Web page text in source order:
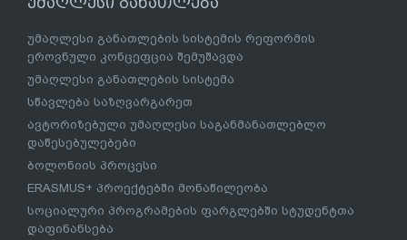
უმაღლესი განათლების სისტემის რეფორმის
ეროვნული კონცეფცია შემუშავდა
უმაღლესი განათლების სისტემა
სწავლება საზღვარგარეთ
ავტორიზებული უმაღლესი საგანმანათლებლო
დაწესებულებები
ბოლონიის პროცესი
ERASMUS+ პროექტებში მონაწილეობა
სოციალური პროგრამების ფარგლებში სტუდენტთა
დაფინანსება